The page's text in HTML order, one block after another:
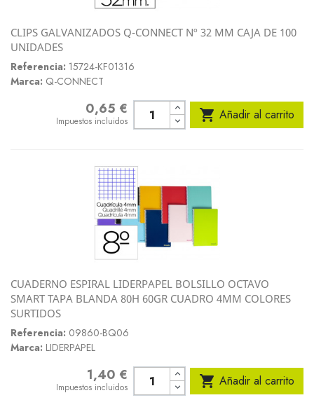
CLIPS GALVANIZADOS Q-CONNECT Nº 32 MM CAJA DE 100
UNIDADES
Referencia: 15724-KF01316
Marca: Q-CONNECT
0,65 €
Impuestos incluidos  Añadir al carrito
CUADERNO ESPIRAL LIDERPAPEL BOLSILLO OCTAVO
SMART TAPA BLANDA 80H 60GR CUADRO 4MM COLORES
SURTIDOS
Referencia: 09860-BQ06
Marca: LIDERPAPEL
1,40 €
Impuestos incluidos  Añadir al carrito